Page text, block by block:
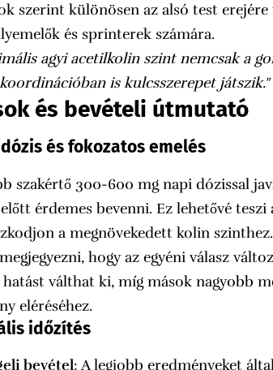
szerint különösen az alsó test
és sprinterek számára.
agyi acetilkolin szint nemcsak a
is kulcsszerepet játszik."
és bevételi útmutató
és fokozatos emelés
szakértő 300-600 mg napi dózissal
érdemes bevenni. Ez lehetővé
a megnövekedett kolin szinthez.
hogy az egyéni válasz
hatást válthat ki, míg mások nagyobb
eléréséhez.
időzítés
bevétel: A legjobb eredményeket